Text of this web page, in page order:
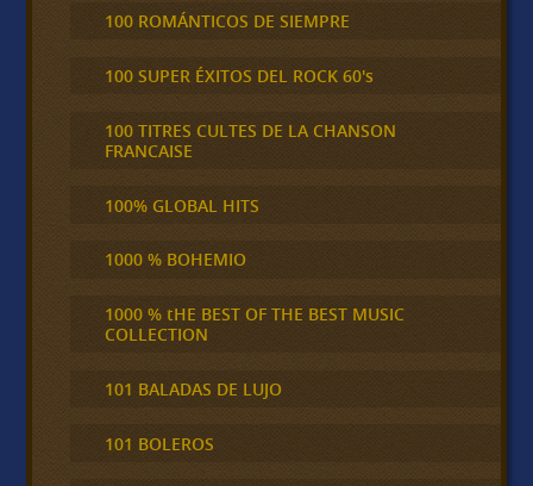
100 ROMÁNTICOS DE SIEMPRE
100 SUPER ÉXITOS DEL ROCK 60's
100 TITRES CULTES DE LA CHANSON
FRANCAISE
100% GLOBAL HITS
1000 % BOHEMIO
1000 % tHE BEST OF THE BEST MUSIC
COLLECTION
101 BALADAS DE LUJO
101 BOLEROS